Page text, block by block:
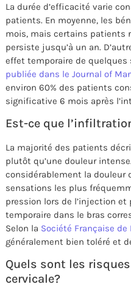
La durée d’efficacité varie
patients. En moyenne, les
mois, mais certains patients
persiste jusqu’à un an.
effet temporaire de quelques
publiée dans le Journal of
environ 60% des patients
significative 6 mois après
Est-ce que
La majorité des patients
plutôt qu’une douleur
considérablement la douleur
sensations les plus
pression lors de l’injection
temporaire dans le bras
Selon la Société Française de
généralement bien toléré et
Quels sont les
cervicale?